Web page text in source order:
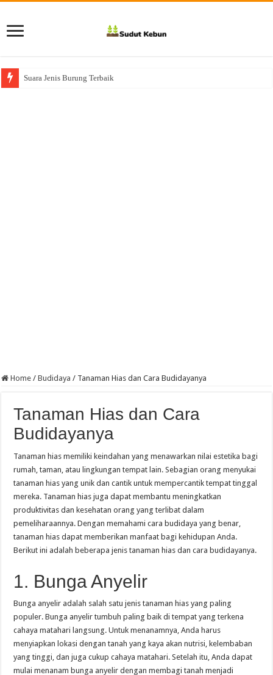
Suara Jenis Burung Terbaik
Home / Budidaya / Tanaman Hias dan Cara Budidayanya
Tanaman Hias dan Cara
Budidayanya
Tanaman hias memiliki keindahan yang menawarkan nilai estetika bagi
rumah, taman, atau lingkungan tempat lain. Sebagian orang menyukai
tanaman hias yang unik dan cantik untuk mempercantik tempat tinggal
mereka. Tanaman hias juga dapat membantu meningkatkan
produktivitas dan kesehatan orang yang terlibat dalam
pemeliharaannya. Dengan memahami cara budidaya yang benar,
tanaman hias dapat memberikan manfaat bagi kehidupan Anda.
Berikut ini adalah beberapa jenis tanaman hias dan cara budidayanya.
1. Bunga Anyelir
Bunga anyelir adalah salah satu jenis tanaman hias yang paling
populer. Bunga anyelir tumbuh paling baik di tempat yang terkena
cahaya matahari langsung. Untuk menanamnya, Anda harus
menyiapkan lokasi dengan tanah yang kaya akan nutrisi, kelembaban
yang tinggi, dan juga cukup cahaya matahari. Setelah itu, Anda dapat
mulai menanam bunga anyelir dengan membagi tanah menjadi